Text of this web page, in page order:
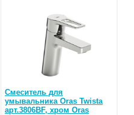
Смеситель для
умывальника Oras Twista
арт.3806BF, хром Oras